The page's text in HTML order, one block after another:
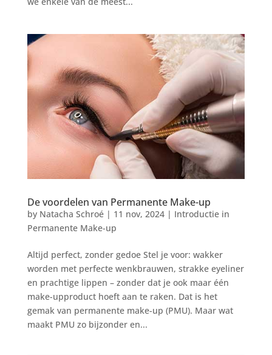
De voordelen van Permanente Make-up
by Natacha Schroé| 11 nov, 2024| Introductie in
Permanente Make-up
Altijd perfect, zonder gedoe Stel je voor: wakker
worden met perfecte wenkbrauwen, strakke eyeliner
en prachtige lippen – zonder dat je ook maar één
make-upproduct hoeft aan te raken. Dat is het
gemak van permanente make-up (PMU). Maar wat
maakt PMU zo bijzonder en...